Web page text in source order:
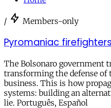
/ Members-only
Pyromaniac
The Bolsonaro government
transforming the defense of
business. This is how
systems: building an
lie. Português, Español